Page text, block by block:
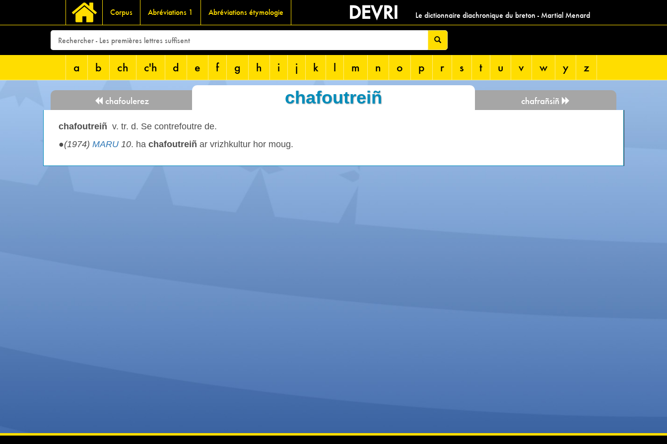
Corpus Abréviations 1 Abréviations étymologie DEVRI Le dictionnaire diachronique du breton - Martial Menard
a b ch c'h d e f g h i j k l m n o p r s t u v w y z
chafoulerez chafoutreiñ chafrañsiñ
chafoutreiñ v. tr. d. Se contrefoutre de.
●(1974) MARU 10. ha chafoutreiñ ar vrizhkultur hor moug.